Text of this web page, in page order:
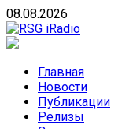
Skip
to
content
08.08.2026
направлений без
Главная
Новости
Публикации
Релизы